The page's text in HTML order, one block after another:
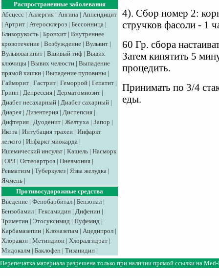
Распространенные заболевания
Абсцесс | Аллергия | Ангина | Аппендицит
| Артрит | Атеросклероз | Бессонница |
Близорукость | Бронхит | Внутреннее
кровотечение | Возбуждение | Вульвит |
Вульвовагинит | Вшивый тиф | Вывих
ключицы | Вывих челюсти | Выпадение
прямой кишки | Выпадение пуповины |
Гайморит | Гастрит | Геморрой | Гепатит |
Грипп | Депрессия | Дерматомиозит |
Диабет несахарный | Диабет сахарный |
Диарея | Дизентерия | Диспепсия |
Дифтерия | Дуоденит | Желтуха | Запор |
Икота | Интубация трахеи | Инфаркт
легкого | Инфаркт миокарда |
Ишемический инсульт | Кашель | Насморк
| ОРЗ | Остеоартроз | Пневмония |
Ревматизм | Туберкулез | Язва желудка |
Ячмень |
Противосудорожные средства
Введение | Фенобарбитал | Бензонал |
Бензобамил | Гексамидин | Дифенин |
Триметин | Этосуксимид | Пуфемид |
Карбамазепин | Клоназепам | Ацедипрол |
Хлоракон | Метиндион | Хлоралгидрат |
Мидокалм | Баклофен | Тизанидин |
4). Сбор номер 2:
стручков фасоли - 1
60 Гр. сбора
Затем кипятить 5
процедить.
Принимать по 3/4
еды.
Перепечатка материала разрешена только при наличии прямой ссылки на